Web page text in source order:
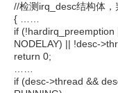
//检测irq_desc结构体
{ ……
if (!hardirq_preemption
NODELAY) || !desc-
return 0;
if (desc->thread &&